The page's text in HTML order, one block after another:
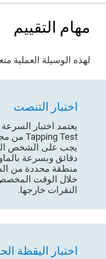
مهام التقييم
لهذه الوسيلة العملية
اختبار التنصت
دقائق وبسرعة
منطقة محددة من
خلال الوقت
النقرات خارجها.
اختبار اليقظة